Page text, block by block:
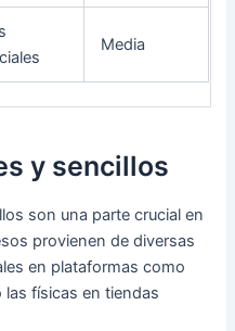
Media
y sencillos
son una parte crucial en
provienen de diversas
en plataformas como
las físicas en tiendas